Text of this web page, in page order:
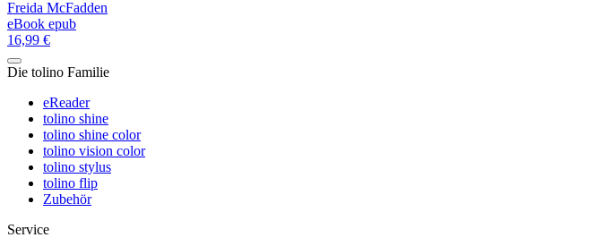
Freida McFadden
eBook epub
16,99 €
Die tolino Familie
eReader
tolino shine
tolino shine color
tolino vision color
tolino stylus
tolino flip
Zubehör
Service